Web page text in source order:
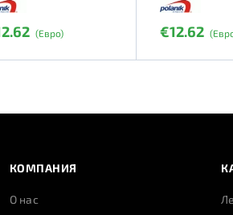
(Евро) €12.62
КОМПАНИЯ
О нас